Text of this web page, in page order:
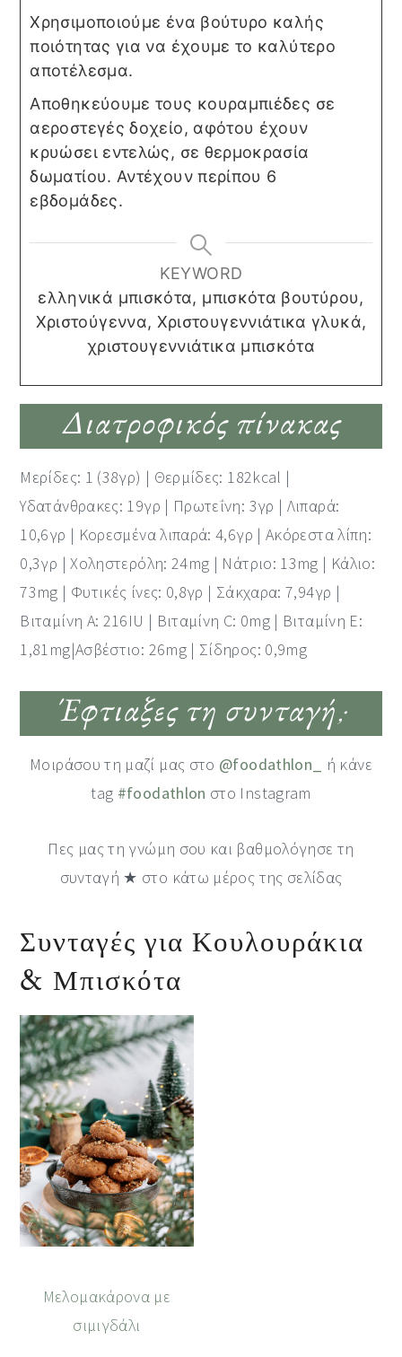
Χρησιμοποιούμε ένα βούτυρο καλής
ποιότητας για να έχουμε το καλύτερο
αποτέλεσμα.
Αποθηκεύουμε τους κουραμπιέδες σε
αεροστεγές δοχείο, αφότου έχουν
κρυώσει εντελώς, σε θερμοκρασία
δωματίου. Αντέχουν περίπου 6
εβδομάδες.
KEYWORD
ελληνικά μπισκότα, μπισκότα βουτύρου,
Χριστούγεννα, Χριστουγεννιάτικα γλυκά,
χριστουγεννιάτικα μπισκότα
Διατροφικός πίνακας
Μερίδες: 1 (38γρ) | Θερμίδες: 182kcal |
Υδατάνθρακες: 19γρ | Πρωτεΐνη: 3γρ | Λιπαρά:
10,6γρ | Κορεσμένα λιπαρά: 4,6γρ | Ακόρεστα λίπη:
0,3γρ | Χοληστερόλη: 24mg | Νάτριο: 13mg | Κάλιο:
73mg | Φυτικές ίνες: 0,8γρ | Σάκχαρα: 7,94γρ |
Βιταμίνη A: 216IU | Βιταμίνη C: 0mg | Βιταμίνη Ε:
1,81mg|Ασβέστιο: 26mg | Σίδηρος: 0,9mg
Έφτιαξες τη συνταγή;
Μοιράσου τη μαζί μας στο @foodathlon_
ή κάνε
tag #foodathlon στο Instagram
Πες μας τη γνώμη σου και βαθμολόγησε τη
συνταγή ★ στο κάτω μέρος της σελίδας
Συνταγές για Κουλουράκια
& Μπισκότα
Μελομακάρονα με
σιμιγδάλι